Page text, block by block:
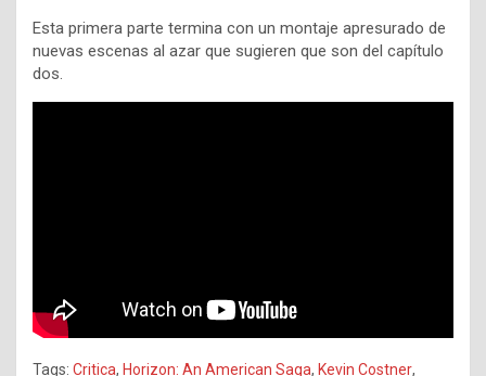
Esta primera parte termina con un montaje apresurado de
nuevas escenas al azar que sugieren que son del capítulo
dos.
Tags: Critica, Horizon: An American Saga, Kevin Costner,